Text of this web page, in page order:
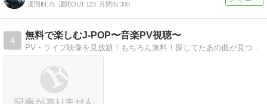
週間IN:75 週間OUT:123 月間IN:300
4
無料で楽しむJ-POP〜音楽PV視聴〜
PV・ライブ映像を見放題！もちろん無料！探してたあの曲が見つかるかも